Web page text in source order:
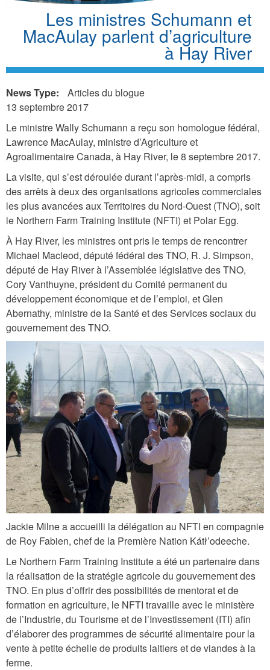
Les ministres Schumann et
MacAulay parlent d’agriculture
à Hay River
News Type:
Articles du blogue
13 septembre 2017
Le ministre Wally Schumann a reçu son homologue fédéral,
Lawrence MacAulay, ministre d’Agriculture et
Agroalimentaire Canada, à Hay River, le 8 septembre 2017.
La visite, qui s’est déroulée durant l’après-midi, a compris
des arrêts à deux des organisations agricoles commerciales
les plus avancées aux Territoires du Nord-Ouest (TNO), soit
le Northern Farm Training Institute (NFTI) et Polar Egg.
À Hay River, les ministres ont pris le temps de rencontrer
Michael Macleod, député fédéral des TNO, R. J. Simpson,
député de Hay River à l’Assemblée législative des TNO,
Cory Vanthuyne, président du Comité permanent du
développement économique et de l’emploi, et Glen
Abernathy, ministre de la Santé et des Services sociaux du
gouvernement des TNO.
d
s
c
_
0
9
4
0
.
j
p
g
Jackie Milne a accueilli la délégation au NFTI en compagnie
de Roy Fabien, chef de la Première Nation Kátł’odeeche.
Le Northern Farm Training Institute a été un partenaire dans
la réalisation de la stratégie agricole du gouvernement des
TNO. En plus d’offrir des possibilités de mentorat et de
formation en agriculture, le NFTI travaille avec le ministère
de l’Industrie, du Tourisme et de l’Investissement (ITI) afin
d’élaborer des programmes de sécurité alimentaire pour la
vente à petite échelle de produits laitiers et de viandes à la
ferme.